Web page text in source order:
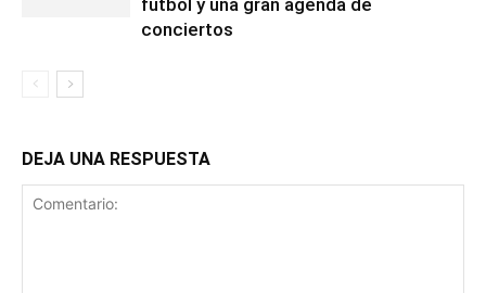
fútbol y una gran agenda de
conciertos
DEJA UNA RESPUESTA